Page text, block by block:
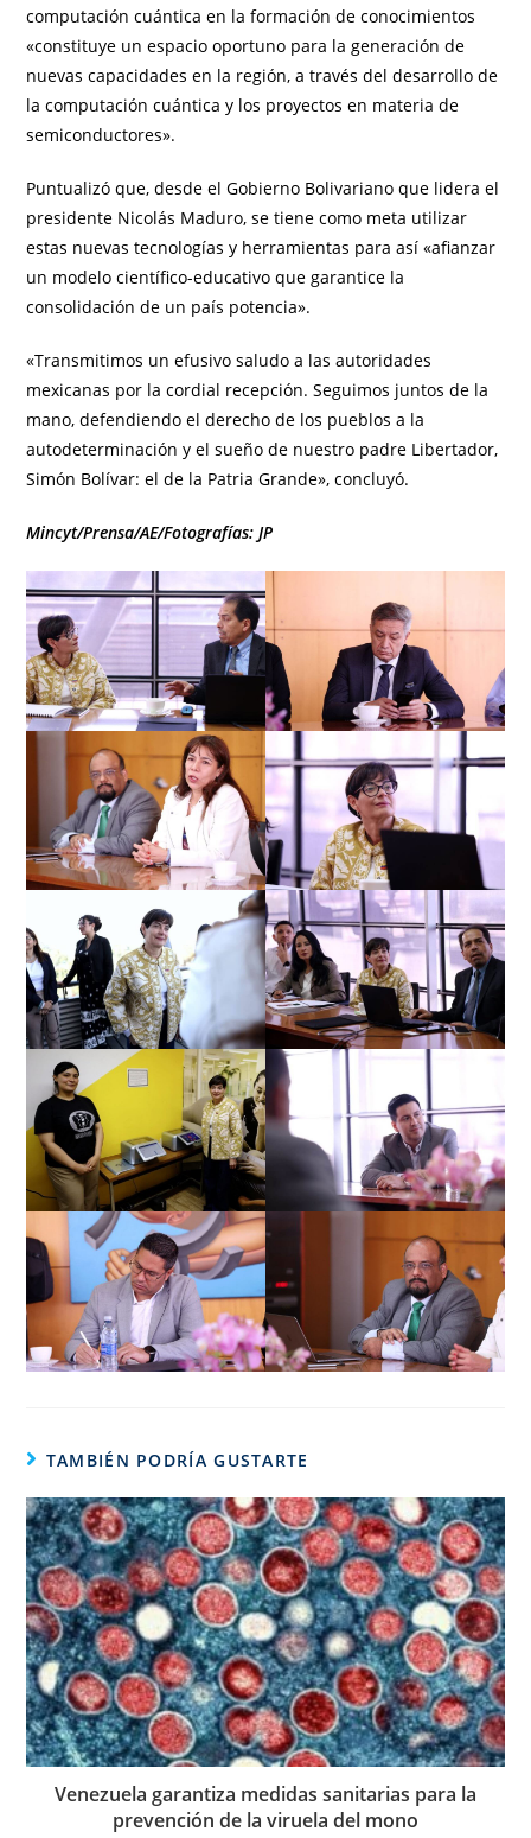
computación cuántica en la formación de conocimientos
«constituye un espacio oportuno para la generación de
nuevas capacidades en la región, a través del desarrollo de
la computación cuántica y los proyectos en materia de
semiconductores».
Puntualizó que, desde el Gobierno Bolivariano que lidera el
presidente Nicolás Maduro, se tiene como meta utilizar
estas nuevas tecnologías y herramientas para así «afianzar
un modelo científico-educativo que garantice la
consolidación de un país potencia».
«Transmitimos un efusivo saludo a las autoridades
mexicanas por la cordial recepción. Seguimos juntos de la
mano, defendiendo el derecho de los pueblos a la
autodeterminación y el sueño de nuestro padre Libertador,
Simón Bolívar: el de la Patria Grande», concluyó.
Mincyt/Prensa/AE/Fotografías: JP
TAMBIÉN PODRÍA GUSTARTE
Venezuela garantiza medidas sanitarias para la
prevención de la viruela del mono